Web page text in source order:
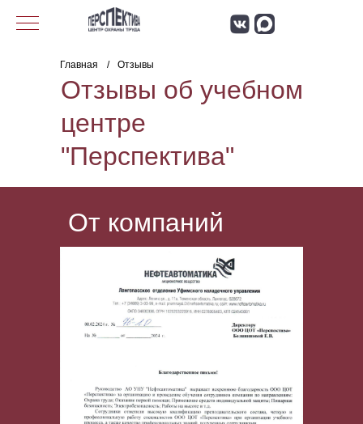
Главная Отзывы
/
Отзывы об учебном
центре
"Перспектива"
От компаний